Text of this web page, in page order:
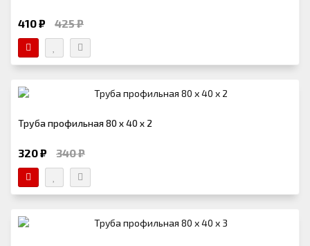
410 ₽ 425 ₽
Труба профильная 80 х 40 х 2
320 ₽ 340 ₽